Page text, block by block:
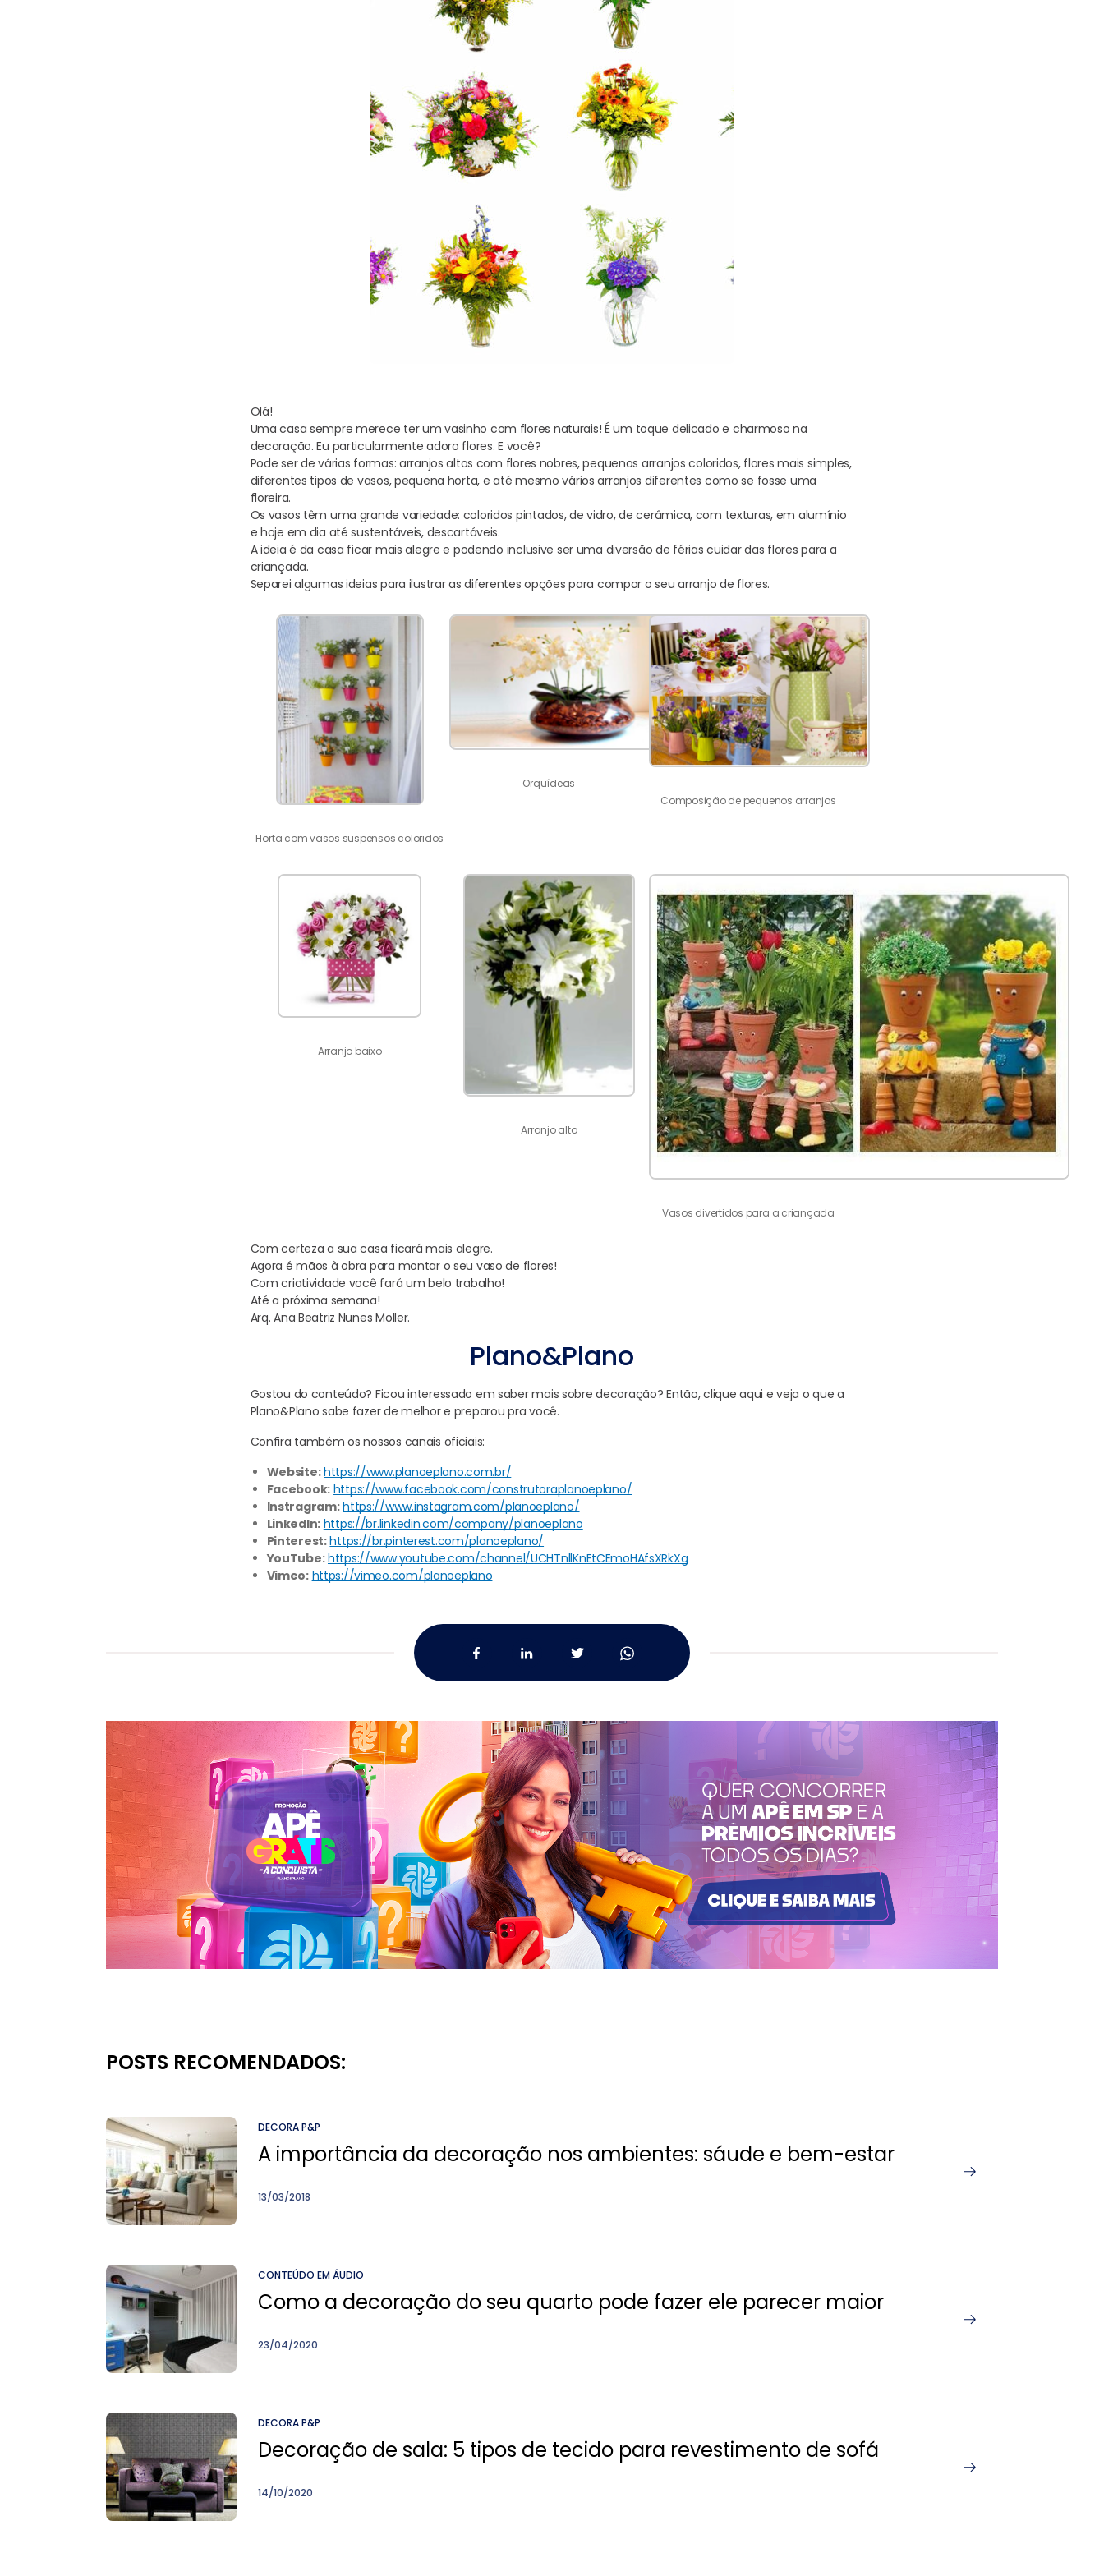
Olá!
Uma casa sempre merece ter um vasinho com flores naturais! É um toque delicado e charmoso na
decoração. Eu particularmente adoro flores. E você?
Pode ser de várias formas: arranjos altos com flores nobres, pequenos arranjos coloridos, flores mais simples,
diferentes tipos de vasos, pequena horta, e até mesmo vários arranjos diferentes como se fosse uma
floreira.
Os vasos têm uma grande variedade: coloridos pintados, de vidro, de cerâmica, com texturas, em alumínio
e hoje em dia até sustentáveis, descartáveis.
A ideia é da casa ficar mais alegre e podendo inclusive ser uma diversão de férias cuidar das flores para a
criançada.
Separei algumas ideias para ilustrar as diferentes opções para compor o seu arranjo de flores.
Horta com vasos suspensos coloridos
Orquídeas
Composição de pequenos arranjos
Arranjo baixo
Arranjo alto
Vasos divertidos para a criançada
Com certeza a sua casa ficará mais alegre.
Agora é mãos à obra para montar o seu vaso de flores!
Com criatividade você fará um belo trabalho!
Até a próxima semana!
Arq. Ana Beatriz Nunes Moller.
Plano&Plano
Gostou do conteúdo? Ficou interessado em saber mais sobre decoração? Então, clique aqui e veja o que a
Plano&Plano sabe fazer de melhor e preparou pra você.
Confira também os nossos canais oficiais:
Website:https://www.planoeplano.com.br/
Facebook: https://www.facebook.com/construtoraplanoeplano/
Instragram:https://www.instagram.com/planoeplano/
LinkedIn: https://br.linkedin.com/company/planoeplano
Pinterest:https://br.pinterest.com/planoeplano/
YouTube:https://www.youtube.com/channel/UCHTnllKnEtCEmoHAfsXRkXg
Vimeo: https://vimeo.com/planoeplano
POSTS RECOMENDADOS:
DECORA P&P
A importância da decoração nos ambientes: sáude e bem-estar
13/03/2018
CONTEÚDO EM ÁUDIO
Como a decoração do seu quarto pode fazer ele parecer maior
23/04/2020
DECORA P&P
Decoração de sala: 5 tipos de tecido para revestimento de sofá
14/10/2020